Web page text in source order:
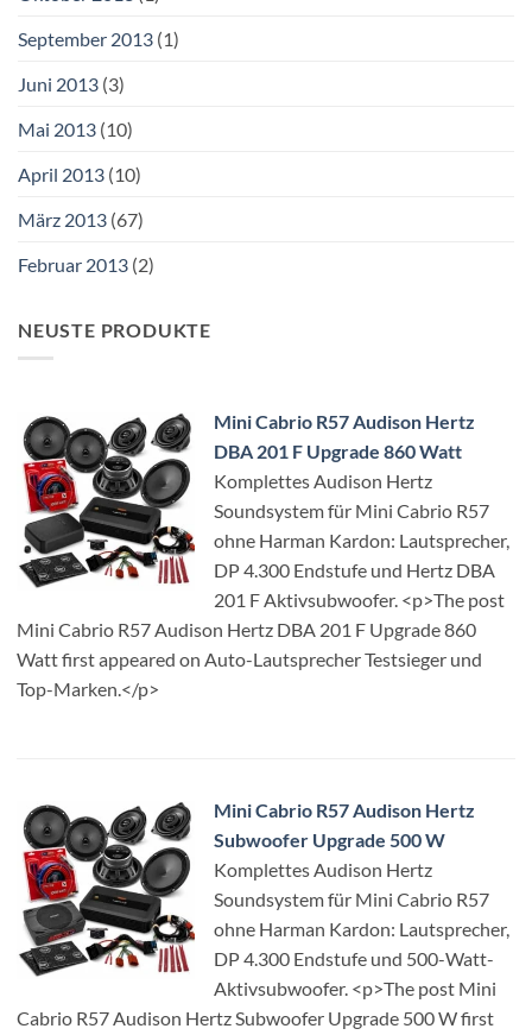
September 2013 (1)
Juni 2013 (3)
Mai 2013 (10)
April 2013 (10)
März 2013 (67)
Februar 2013 (2)
NEUSTE PRODUKTE
Mini Cabrio R57 Audison Hertz
DBA 201 F Upgrade 860 Watt
Komplettes Audison Hertz
Soundsystem für Mini Cabrio R57
ohne Harman Kardon: Lautsprecher,
DP 4.300 Endstufe und Hertz DBA
201 F Aktivsubwoofer. <p>The post
Mini Cabrio R57 Audison Hertz DBA 201 F Upgrade 860
Watt first appeared on Auto-Lautsprecher Testsieger und
Top-Marken.</p>
Mini Cabrio R57 Audison Hertz
Subwoofer Upgrade 500 W
Komplettes Audison Hertz
Soundsystem für Mini Cabrio R57
ohne Harman Kardon: Lautsprecher,
DP 4.300 Endstufe und 500-Watt-
Aktivsubwoofer. <p>The post Mini
Cabrio R57 Audison Hertz Subwoofer Upgrade 500 W first